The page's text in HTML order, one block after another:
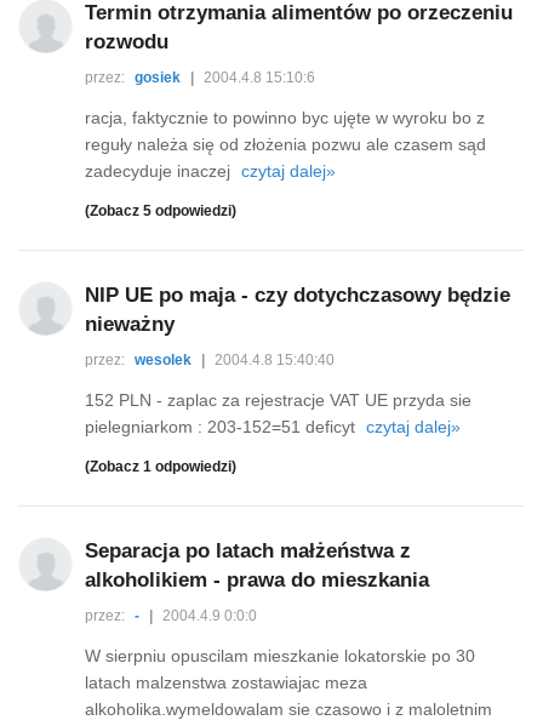
Termin otrzymania alimentów po orzeczeniu
rozwodu
przez: gosiek 2004.4.8 15:10:6
racja, faktycznie to powinno byc ujęte w wyroku bo z
reguły należa się od złożenia pozwu ale czasem sąd
zadecyduje inaczej czytaj dalej»
(Zobacz 5 odpowiedzi)
NIP UE po maja - czy dotychczasowy będzie
nieważny
przez: wesolek 2004.4.8 15:40:40
152 PLN - zaplac za rejestracje VAT UE przyda sie
pielegniarkom : 203-152=51 deficyt czytaj dalej»
(Zobacz 1 odpowiedzi)
Separacja po latach małżeństwa z
alkoholikiem - prawa do mieszkania
przez: - 2004.4.9 0:0:0
W sierpniu opuscilam mieszkanie lokatorskie po 30
latach malzenstwa zostawiajac meza
alkoholika.wymeldowalam sie czasowo i z maloletnim